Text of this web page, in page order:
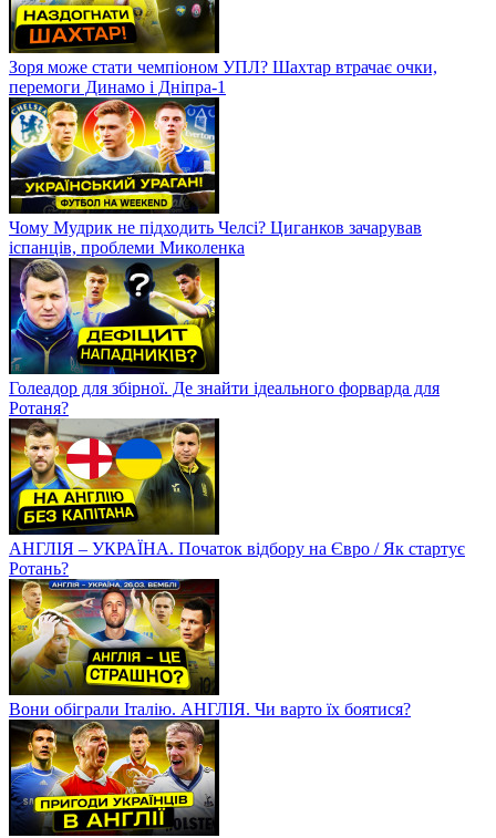
Зоря може стати чемпіоном УПЛ? Шахтар втрачає очки,
перемоги Динамо і Дніпра-1
Чому Мудрик не підходить Челсі? Циганков зачарував
іспанців, проблеми Миколенка
Голеадор для збірної. Де знайти ідеального форварда для
Ротаня?
АНГЛІЯ – УКРАЇНА. Початок відбору на Євро / Як стартує
Ротань?
Вони обіграли Італію. АНГЛІЯ. Чи варто їх боятися?